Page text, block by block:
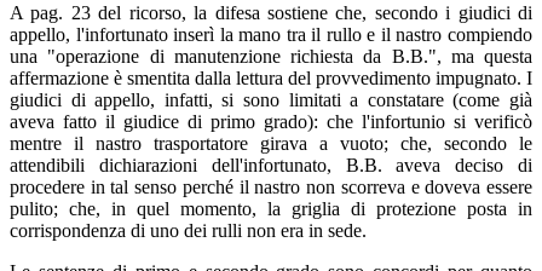
A pag. 23 del ricorso, la difesa sostiene che, secondo i giudici di
appello, l'infortunato inserì la mano tra il rullo e il nastro compiendo
una "operazione di manutenzione richiesta da B.B.", ma questa
affermazione è smentita dalla lettura del provvedimento impugnato. I
giudici di appello, infatti, si sono limitati a constatare (come già
aveva fatto il giudice di primo grado): che l'infortunio si verificò
mentre il nastro trasportatore girava a vuoto; che, secondo le
attendibili dichiarazioni dell'infortunato, B.B. aveva deciso di
procedere in tal senso perché il nastro non scorreva e doveva essere
pulito; che, in quel momento, la griglia di protezione posta in
corrispondenza di uno dei rulli non era in sede.